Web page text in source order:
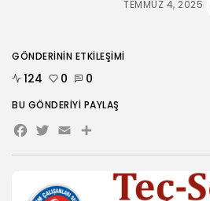
TEMMUZ 4, 2025
GÖNDERININ ETKILEŞIMI
124 0 0
BU GÖNDERIYI PAYLAŞ
Facebook
Twitter
EmailShare